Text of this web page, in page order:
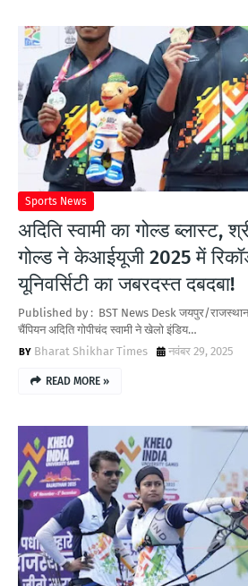
Sports News
अदिति स्वामी का गोल्ड ब्लास्ट,
गोल्ड ने केआईयूजी 2025 में
यूनिवर्सिटी का जबरदस्त दबदबा!
Published by : BST News Desk जयपुर/राजस्थान :
चैंपियन अदिति गोपीचंद स्वामी ने खेलो इंडिय…
Bharat Shikhar Times
नवंबर 29, 2025
READ MORE »